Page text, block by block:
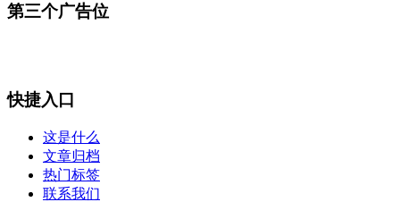
第三个广告位
快捷入口
这是什么
文章归档
热门标签
联系我们